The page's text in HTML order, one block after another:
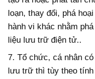
loạn, thay đổi, phá
hành vi khác nhằm
liệu lưu trữ điện tử..
7. Tổ chức, cá nhân
lưu trữ thì tùy theo